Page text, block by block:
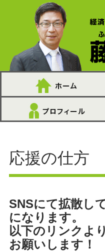
応援の仕方
SNSにて拡散し
になります。
以下のリンクよ
お願いします！